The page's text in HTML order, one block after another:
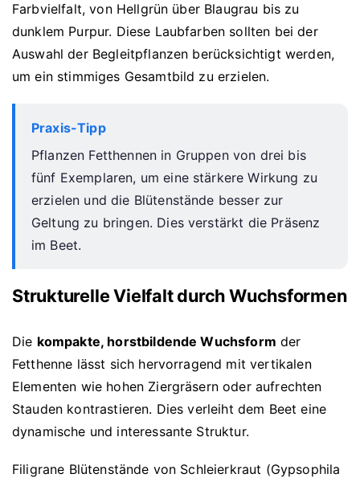
Farbvielfalt, von Hellgrün über Blaugrau bis zu
dunklem Purpur. Diese Laubfarben sollten bei der
Auswahl der Begleitpflanzen berücksichtigt werden,
um ein stimmiges Gesamtbild zu erzielen.
Praxis-Tipp
Pflanzen Fetthennen in Gruppen von drei bis
fünf Exemplaren, um eine stärkere Wirkung zu
erzielen und die Blütenstände besser zur
Geltung zu bringen. Dies verstärkt die Präsenz
im Beet.
Strukturelle Vielfalt durch Wuchsformen
Die kompakte, horstbildende Wuchsform der
Fetthenne lässt sich hervorragend mit vertikalen
Elementen wie hohen Ziergräsern oder aufrechten
Stauden kontrastieren. Dies verleiht dem Beet eine
dynamische und interessante Struktur.
Filigrane Blütenstände von Schleierkraut (Gypsophila